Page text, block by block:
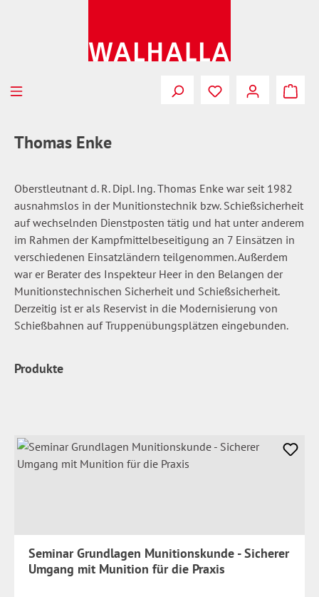
Du hast 0
Thomas Enke
Oberstleutnant d. R. Dipl. Ing. Thomas Enke war seit 1982
ausnahmslos in der Munitionstechnik bzw. Schießsicherheit
auf wechselnden Dienstposten tätig und hat unter anderem
im Rahmen der Kampfmittelbeseitigung an 7 Einsätzen in
verschiedenen Einsatzländern teilgenommen. Außerdem
war er Berater des Inspekteur Heer in den Belangen der
Munitionstechnischen Sicherheit und Schießsicherheit.
Derzeitig ist er als Reservist in die Modernisierung von
Schießbahnen auf Truppenübungsplätzen eingebunden.
Produkte
Seminar Grundlagen Munitionskunde - Sicherer
Umgang mit Munition für die Praxis